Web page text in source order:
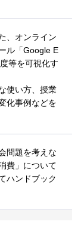
、オンライン
ル「Google E
等を可視化す
使い方、授業
化事例などを
問題を考えな
費」について
ハンドブック